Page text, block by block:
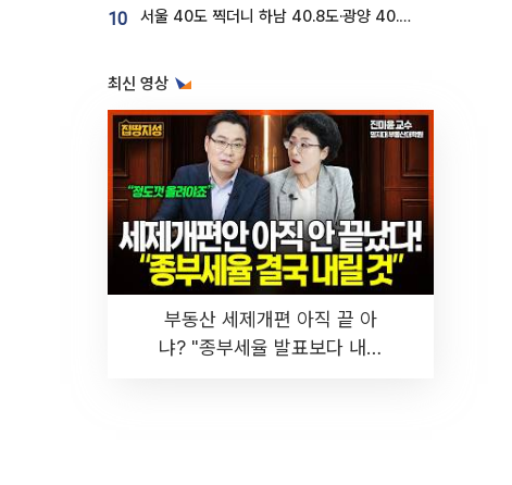
10 서울 40도 찍더니 하남 40.8도·광양 40.2도…전국 '펄펄'
최신 영상
부동산 세제개편 아직 끝 아
냐? "종부세율 발표보다 내릴